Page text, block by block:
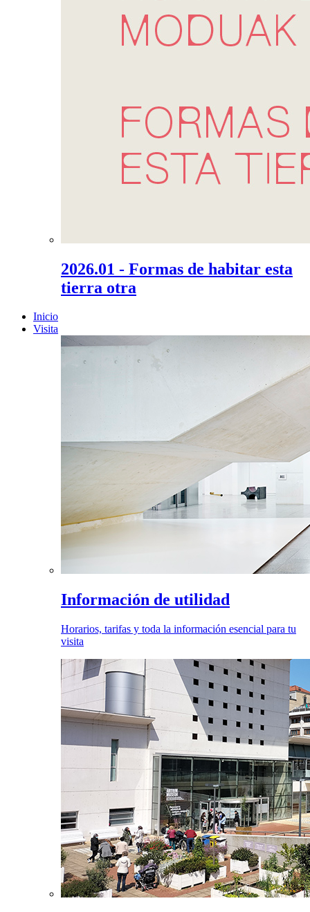
2026.01 - Formas de habitar esta
tierra otra
Inicio
Visita
Información de utilidad
Horarios, tarifas y toda la información esencial para tu
visita